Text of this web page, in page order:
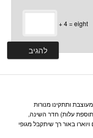
+ 4 = eight
ותתקינו מנורות
תוספת עלות) חדר השינה,
באור רך שיתקבל מגופי